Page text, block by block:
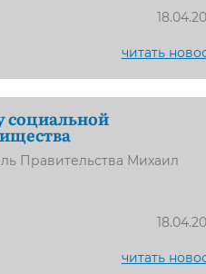
читать
социальной
Правительства Михаил
читать